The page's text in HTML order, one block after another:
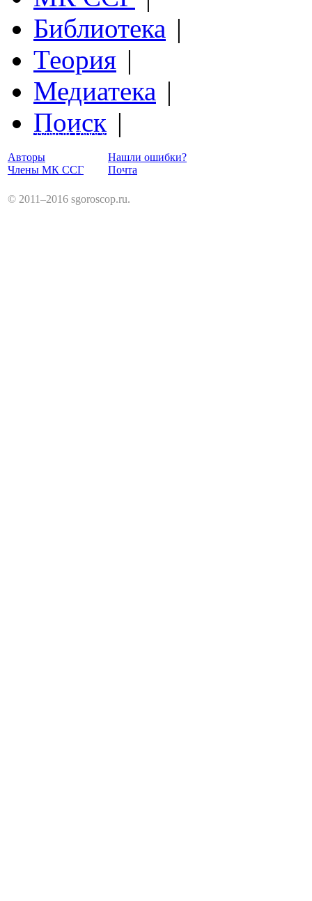
Библиотека |
Теория |
Медиатека |
Поиск |
Структурный Гороскоп
Авторы
Члены МК ССГ
Нашли ошибки?
Почта
© 2011–2016 sgoroscop.ru.